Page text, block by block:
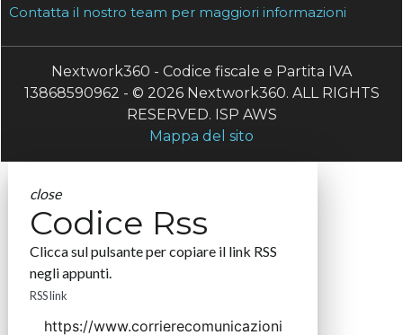
Contatta il nostro team per maggiori informazioni
Nextwork360 - Codice fiscale e Partita IVA
13868590962 - © 2026 Nextwork360. ALL RIGHTS
RESERVED. ISP AWS
Mappa del sito
close
Codice Rss
Clicca sul pulsante per copiare il link RSS
negli appunti.
RSS link